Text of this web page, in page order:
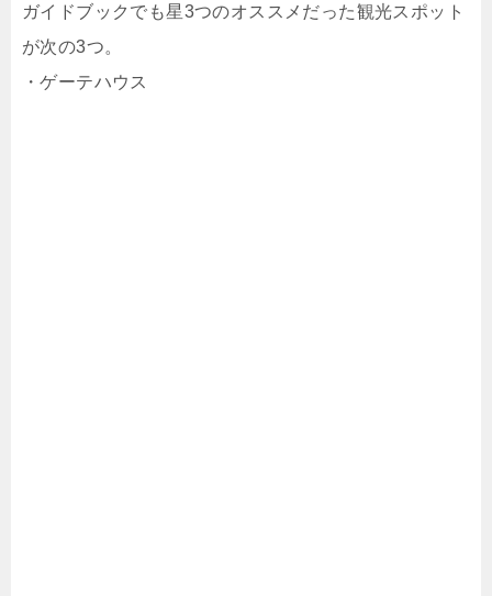
ガイドブックでも星3つのオススメだった観光スポット
が次の3つ。
・ゲーテハウス